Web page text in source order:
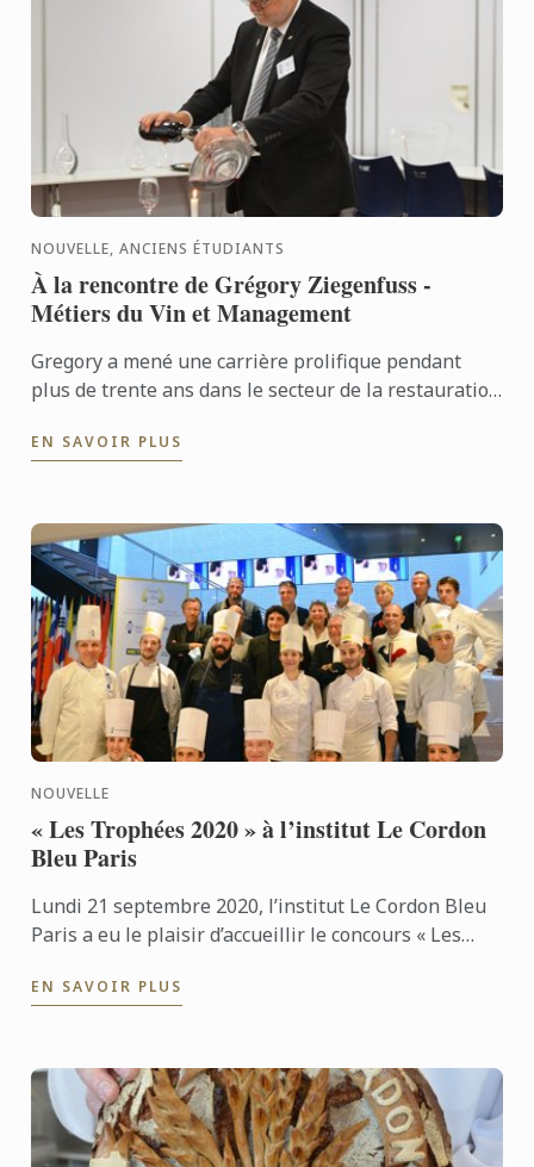
NOUVELLE, ANCIENS ÉTUDIANTS
À la rencontre de Grégory Ziegenfuss -
Métiers du Vin et Management
Gregory a mené une carrière prolifique pendant
plus de trente ans dans le secteur de la restauration
EN SAVOIR PLUS
NOUVELLE
« Les Trophées 2020 » à l’institut Le Cordon
Bleu Paris
Lundi 21 septembre 2020, l’institut Le Cordon Bleu
Paris a eu le plaisir d’accueillir le concours « Les
Un ...
EN SAVOIR PLUS